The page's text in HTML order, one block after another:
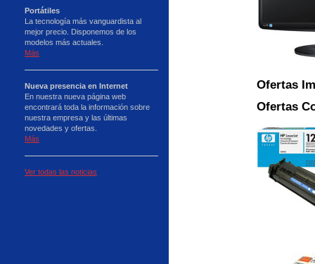
Ofertas
Ofertas
Portátiles
La tecnología más vanguardista al
mejor precio. Disponemos de los
modelos más actuales.
Más
Nueva presencia en Internet
En nuestra nueva página web
encontrará toda la información sobre
nuestra empresa y las últimas
novedades y ofertas.
Más
Ver todas las noticias